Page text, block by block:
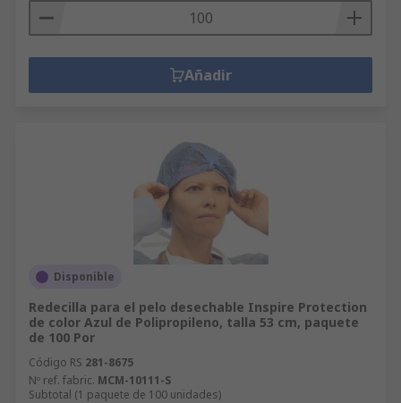
Añadir
Disponible
Redecilla para el pelo desechable Inspire Protection
de color Azul de Polipropileno, talla 53 cm, paquete
de 100 Por
Código RS 281-8675
Nº ref. fabric. MCM-10111-S
Subtotal (1 paquete de 100 unidades)